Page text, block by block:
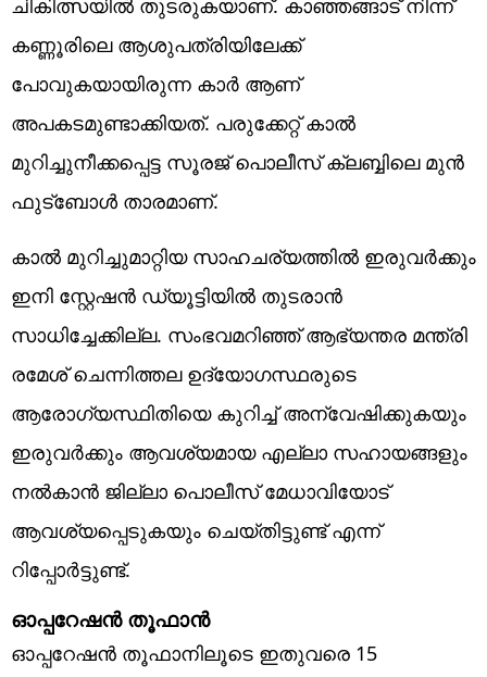
കണ്ണൂരിലെ ആശുപത്രിയിലേക്ക്
പോവുകയായിരുന്ന കാർ ആണ്
അ‌പകടമുണ്ടാക്കിയത്. പരുക്കേറ്റ് കാൽ
മുറിച്ചുനീക്കപ്പെട്ട സൂരജ് പൊലീസ് ക്ലബ്ബിലെ മുൻ
ഫുട്ബോൾ താരമാണ്.
കാൽ മുറിച്ചുമാറ്റിയ സാഹചര്യത്തിൽ ഇരുവർക്കും
ഇനി സ്റ്റേഷൻ ഡ്യൂട്ടിയിൽ തുടരാൻ
സാധിച്ചേക്കില്ല. സംഭവമറിഞ്ഞ് ആഭ്യന്തര മന്ത്രി
രമേശ് ചെന്നിത്തല ഉദ്യോഗസ്ഥരുടെ
ആരോഗ്യസ്ഥിതിയെ കുറിച്ച് അന്വേഷിക്കുകയും
ഇരുവർക്കും ആവശ്യമായ എല്ലാ സഹായങ്ങളും
നൽകാൻ ജില്ലാ പൊലീസ് മേധാവിയോട്
ആവശ്യപ്പെടുകയും ചെയ്തിട്ടുണ്ട് എന്ന്
റിപ്പോർട്ടുണ്ട്.
ഓപ്പറേഷൻ തൂഫാൻ
ഓപ്പറേഷൻ ​തൂഫാനിലൂടെ ഇതുവരെ 15